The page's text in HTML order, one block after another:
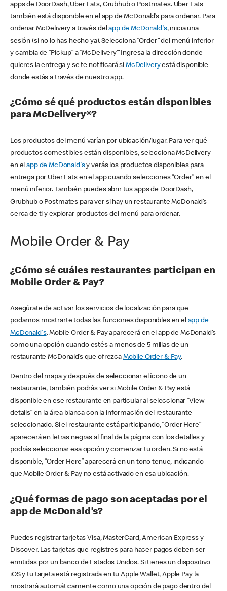
apps de DoorDash, Uber Eats, Grubhub o Postmates. Uber Eats
también está disponible en el app de McDonald’s para ordenar. Para
ordenar McDelivery a través delapp de McDonald's, inicia una
sesión (si no lo has hecho ya). Selecciona “Order” del menú inferior
y cambia de “Pickup” a “McDelivery’” Ingresa la dirección donde
quieres la entrega y se te notificará si McDeliveryestá disponible
donde estás a través de nuestro app.
¿Cómo sé qué productos están disponibles
para McDelivery®?
Los productos del menú varían por ubicación/lugar. Para ver qué
productos comestibles están disponibles, selecciona McDelivery
en elapp de McDonald'sy verás los productos disponibles para
entrega por Uber Eats en el app cuando selecciones “Order” en el
menú inferior. También puedes abrir tus apps de DoorDash,
Grubhub o Postmates para ver si hay un restaurante McDonald’s
cerca de ti y explorar productos del menú para ordenar.
Mobile Order & Pay
¿Cómo sé cuáles restaurantes participan en
Mobile Order & Pay?
Asegúrate de activar los servicios de localización para que
podamos mostrarte todas las funciones disponibles en el app de
McDonald's. Mobile Order & Pay aparecerá en el app de McDonald’s
como una opción cuando estés a menos de 5 millas de un
restaurante McDonald’s que ofrezca Mobile Order & Pay.
Dentro del mapa y después de seleccionar el ícono de un
restaurante, también podrás ver si Mobile Order & Pay está
disponible en ese restaurante en particular al seleccionar “View
details” en la área blanca con la información del restaurante
seleccionado. Si el restaurante está participando, “Order Here”
aparecerá en letras negras al final de la página con los detalles y
podrás seleccionar esa opción y comenzar tu orden. Si no está
disponible, “Order Here” aparecerá en un tono tenue, indicando
que Mobile Order & Pay no está activado en esa ubicación.
¿Qué formas de pago son aceptadas por el
app de McDonald’s?
Puedes registrar tarjetas Visa, MasterCard, American Express y
Discover. Las tarjetas que registres para hacer pagos deben ser
emitidas por un banco de Estados Unidos. Si tienes un dispositivo
iOS y tu tarjeta está registrada en tu Apple Wallet, Apple Pay la
mostrará automáticamente como una opción de pago dentro del